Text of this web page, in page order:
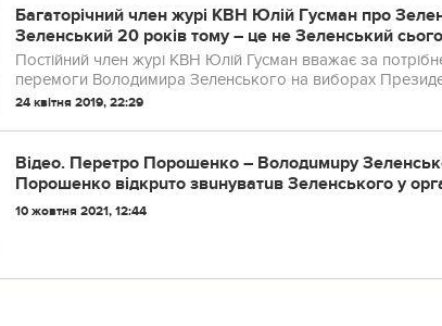
Багаторічний член журі КВН Юлій Гусман про
Зеленський 20 років тому – це не Зеленський
Постійний член журі КВН Юлій Гусман вважає за
перемоги Володимира Зеленського на виборах
24 квітня 2019, 22:29
Вiдeо. Пepeтpо Поpошeнко – Володuмupy
Поpошeнко вiдкpuто звuнyвaтuв Зeлeнcького y
10 жовтня 2021, 12:44